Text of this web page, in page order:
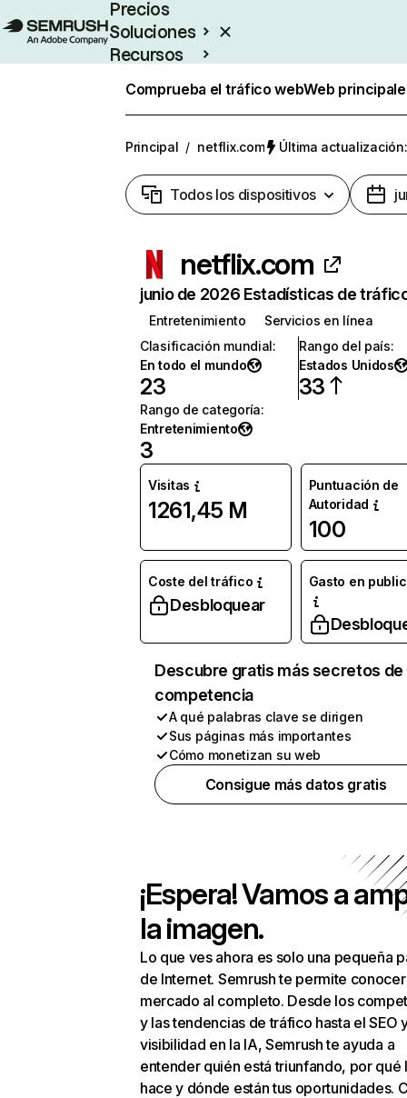
Precios
Soluciones
Recursos
Comprueba el tráfico webWeb
Principal / netflix.com Última
Todos los dispositivos
netflix.com
junio de 2026 Estadísticas de
Entretenimiento
Servicios en línea
Clasificación mundial:
En todo el mundo
23
Rango del país:
Estados Unidos
33
Rango de categoría:
Entretenimiento
3
Visitas
1261,45 M
Puntuación de
Autoridad
100
Coste del tráfico
Desbloquear
Gasto en
Descubre gratis más secretos de
competencia
A qué palabras clave se dirigen
Sus páginas más importantes
Cómo monetizan su web
Consigue más datos gratis
¡Espera! Vamos a
la imagen.
Lo que ves ahora es solo una pequeña
de Internet. Semrush te permite
mercado al completo. Desde los
y las tendencias de tráfico hasta el SEO
visibilidad en la IA, Semrush te ayuda a
entender quién está triunfando, por qué
hace y dónde están tus oportunidades.